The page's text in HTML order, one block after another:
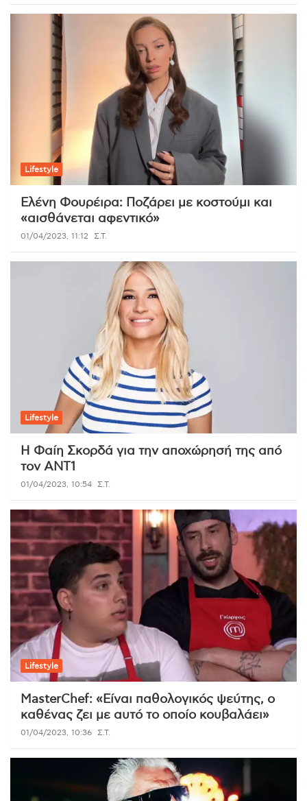
Lifestyle
Ελένη Φουρέιρα: Ποζάρει με κοστούμι και
«αισθάνεται αφεντικό»
01/04/2023, 11:12 Σ.Τ.
Lifestyle
Η Φαίη Σκορδά για την αποχώρησή της από
τον ΑΝΤ1
01/04/2023, 10:54 Σ.Τ.
Lifestyle
MasterChef: «Είναι παθολογικός ψεύτης, ο
καθένας ζει με αυτό το οποίο κουβαλάει»
01/04/2023, 10:36 Σ.Τ.